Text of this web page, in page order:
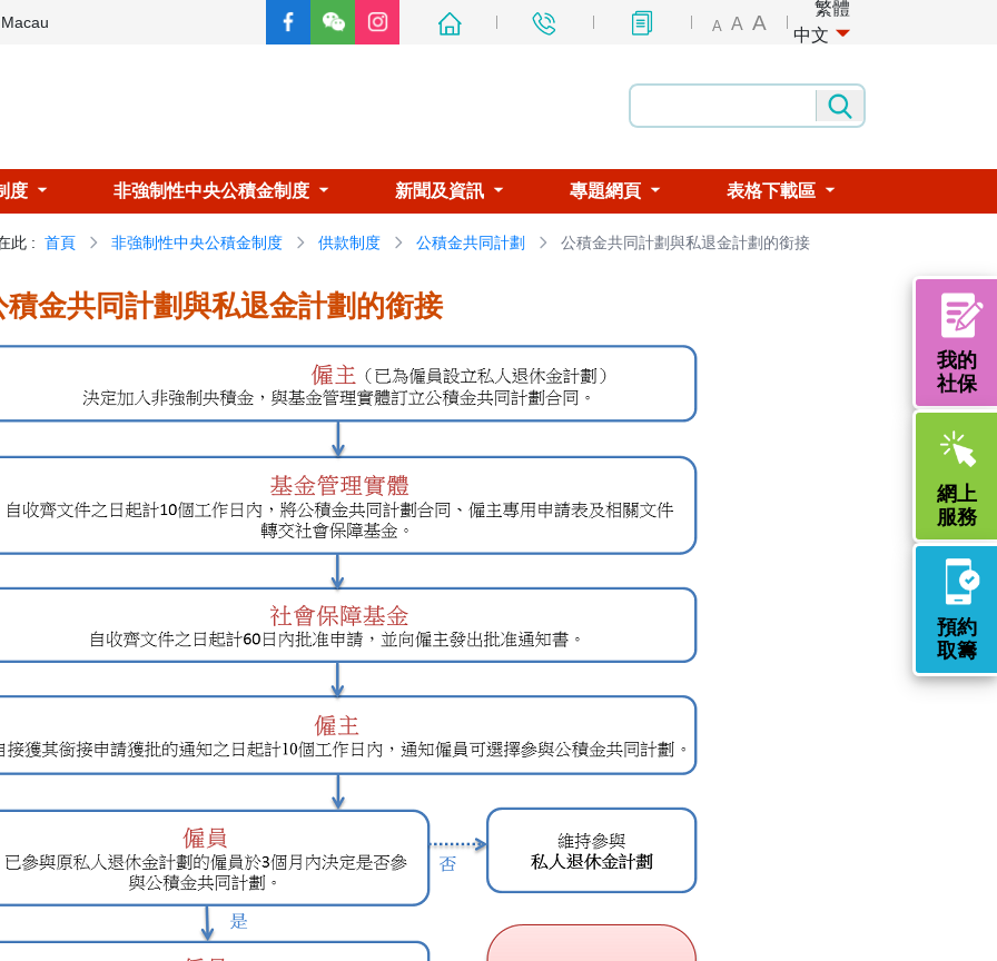
A A A
繁體
中文
度 非強制性中央公積金制度 新聞及資訊 專題網頁 表格下載區
我的
社保
網上
服務
預約
取籌
此 : 首頁 非強制性中央公積金制度 供款制度 公積金共同計劃 公積金共同計劃與私退金計劃的銜接
積金共同計劃與私退金計劃的銜接